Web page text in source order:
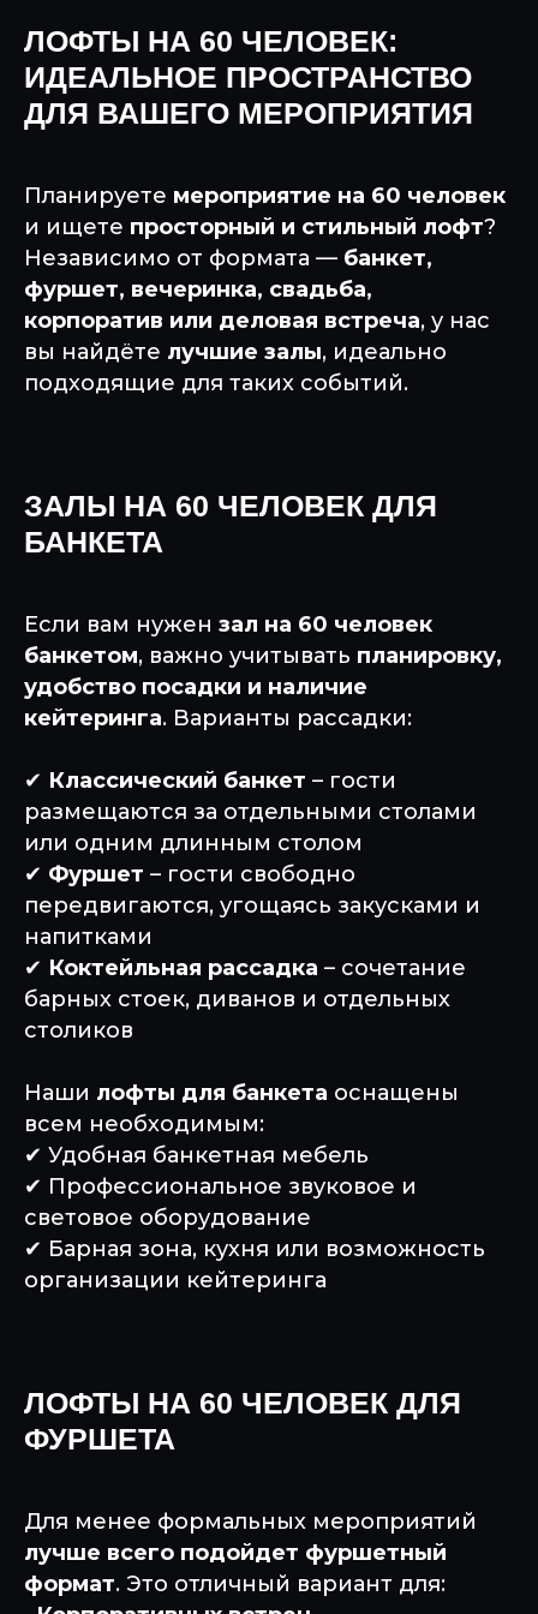
ЛОФТЫ НА 60 ЧЕЛОВЕК:
ИДЕАЛЬНОЕ ПРОСТРАНСТВО
ДЛЯ ВАШЕГО МЕРОПРИЯТИЯ
Планируете мероприятие на 60 человек
и ищете просторный и стильный лофт?
Независимо от формата — банкет,
фуршет, вечеринка, свадьба,
корпоратив или деловая встреча, у нас
вы найдёте лучшие залы, идеально
подходящие для таких событий.
ЗАЛЫ НА 60 ЧЕЛОВЕК ДЛЯ
БАНКЕТА
Если вам нужен зал на 60 человек
банкетом, важно учитывать планировку,
удобство посадки и наличие
кейтеринга. Варианты рассадки:
✔ Классический банкет – гости
размещаются за отдельными столами
или одним длинным столом
✔ Фуршет – гости свободно
передвигаются, угощаясь закусками и
напитками
✔ Коктейльная рассадка – сочетание
барных стоек, диванов и отдельных
столиков
Наши лофты для банкета оснащены
всем необходимым:
✔ Удобная банкетная мебель
✔ Профессиональное звуковое и
световое оборудование
✔ Барная зона, кухня или возможность
организации кейтеринга
ЛОФТЫ НА 60 ЧЕЛОВЕК ДЛЯ
ФУРШЕТА
Для менее формальных мероприятий
лучше всего подойдет фуршетный
формат. Это отличный вариант для: